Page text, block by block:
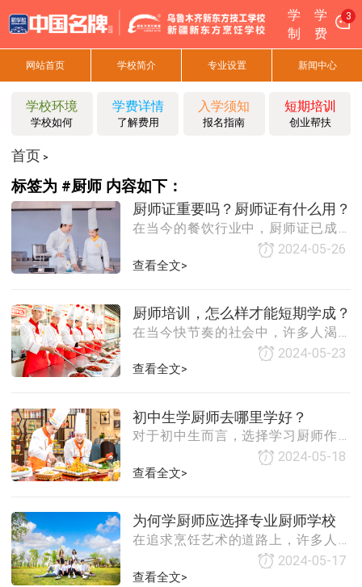
学
制
学
费
3
网站首页 学校简介 专业设置 新闻中心
学校环境
学校如何
学费详情
了解费用
入学须知
报名指南
短期培训
创业帮扶
首页 >
标签为 #厨师 内容如下：
厨师证重要吗？厨师证有什么用？
在当今的餐饮行业中，厨师证已成为
厨师们不可或缺的职业凭证。它不仅
是厨师专业技能的认可，也是厨师职
具体用途。一、厨师证的重要性专业
技能的认证：厨师证是对厨师专业技
能的权威认证。它表明持有人已经通
过了相关的专业培训和考核，具备了
了他们在行业内的认可度。提升就业
竞争力：在求职过
2024-05-26
查看全文>
厨师培训，怎么样才能短期学成？
在当今快节奏的社会中，许多人渴望
在短时间内掌握一门技能，包括成为
一名厨师。厨师培训为有志于进入餐
完成厨师培训，成为许多人关注的焦
点。本文将从选择培训机构、制定学
习计划、注重实践练习以及保持持续
学习等方面，探讨如何实现厨师培训
师培训短期速成的关键。在选择时，
首先要关注培训机
2024-05-23
查看全文>
初中生学厨师去哪里学好？
对于初中生而言，选择学习厨师作为
未来的职业方向是一个充满挑战与机
遇的决定。烹饪作为一门技艺，既需
平台至关重要。以下将从几个方面探
讨初中生学厨师的优质选择。一、专
业的烹饪培训学校专业的烹饪培训学
校是初中生学习厨师的首选之地。这
2024-05-18
查看全文>
为何学厨师应选择专业厨师学校
在追求烹饪艺术的道路上，许多人会
面临一个选择：是自学成才，还是选
择进入专业的厨师学校学习？尽管自
2024-05-17
查看全文>